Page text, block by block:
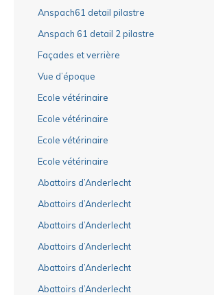
Anspach61 detail pilastre
Anspach 61 detail 2 pilastre
Façades et verrière
Vue d’époque
Ecole vétérinaire
Ecole vétérinaire
Ecole vétérinaire
Ecole vétérinaire
Abattoirs d’Anderlecht
Abattoirs d’Anderlecht
Abattoirs d’Anderlecht
Abattoirs d’Anderlecht
Abattoirs d’Anderlecht
Abattoirs d’Anderlecht